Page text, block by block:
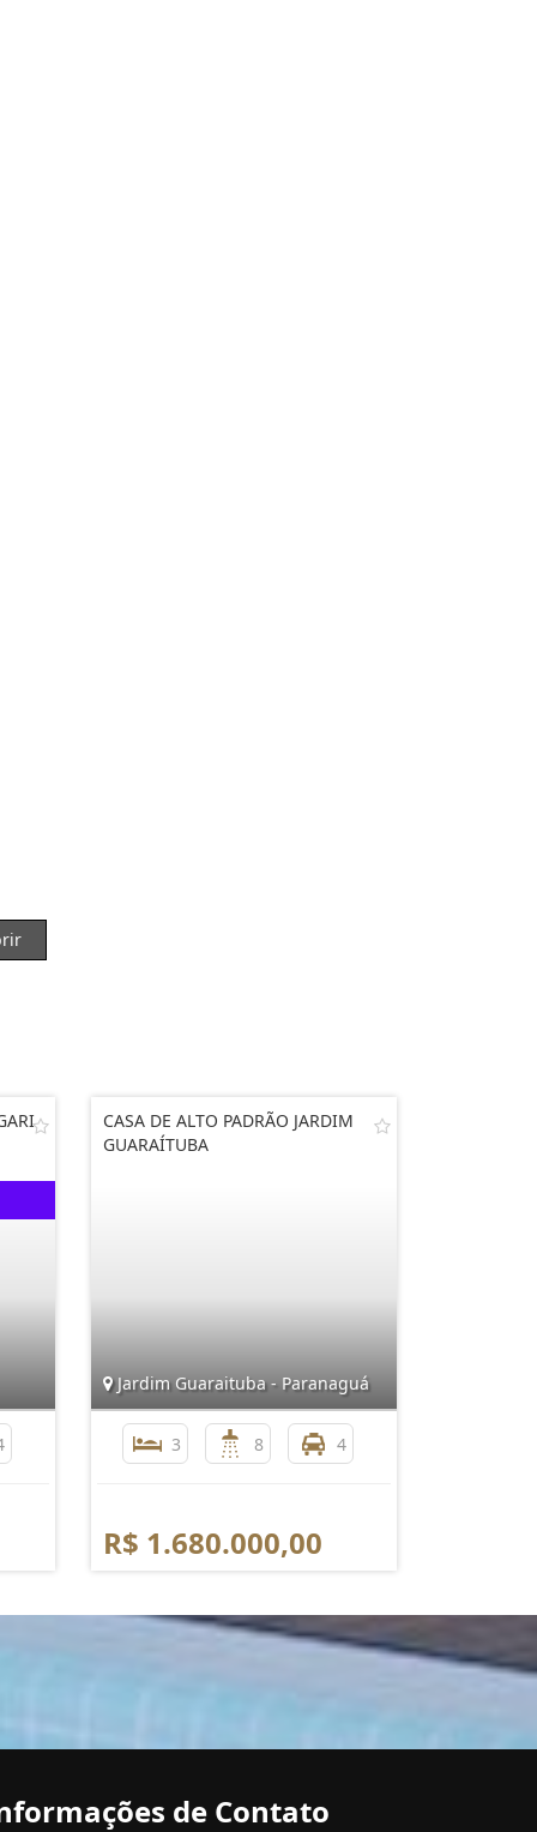
CASA DE ALTO PADRÃO JARDIM
GUARAÍTUBA
Jardim Guaraituba - Paranaguá
3 8 4
R$ 1.680.000,00
de Contato